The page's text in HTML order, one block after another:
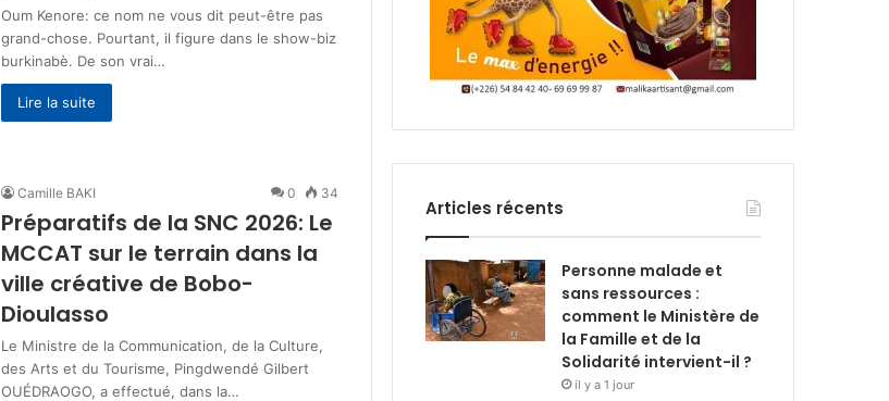
Oum Kenore: ce nom ne vous dit peut-être pas
grand-chose. Pourtant, il figure dans le show-biz
burkinabè. De son vrai…
Lire la suite
Camille BAKI 0 34
Préparatifs de la SNC 2026: Le
MCCAT sur le terrain dans la
ville créative de Bobo-
Dioulasso
Le Ministre de la Communication, de la Culture,
des Arts et du Tourisme, Pingdwendé Gilbert
OUÉDRAOGO, a effectué, dans la…
Articles récents
Personne malade et
sans ressources :
comment le Ministère de
la Famille et de la
Solidarité intervient-il ?
il y a 1 jour